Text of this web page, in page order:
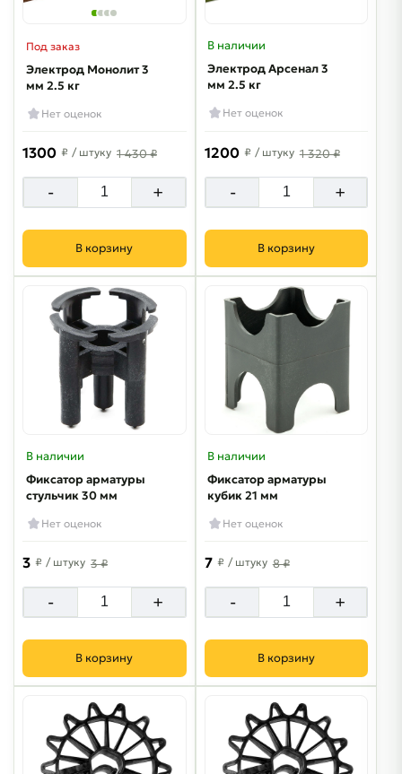
Под заказ
Электрод Монолит 3
мм 2.5 кг
Нет оценок
1300 ₽ / штуку 1 430 ₽
- +
В корзину
В наличии
Электрод Арсенал 3
мм 2.5 кг
Нет оценок
1200 ₽ / штуку 1 320 ₽
- +
В корзину
В наличии
Фиксатор арматуры
стульчик 30 мм
Нет оценок
3 ₽ / штуку 3 ₽
- +
В корзину
В наличии
Фиксатор арматуры
кубик 21 мм
Нет оценок
7 ₽ / штуку 8 ₽
- +
В корзину